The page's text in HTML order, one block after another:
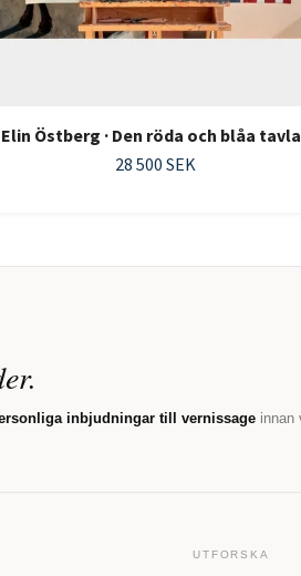
Elin Östberg · Den röda och blåa
28 500 SEK
inbjudningar till vernissage innan
UTFORSKA